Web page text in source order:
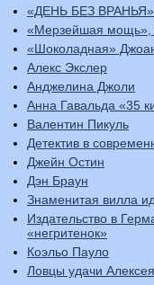
«ДЕНЬ БЕЗ ВРАНЬЯ»
«Мерзейшая мощь»,
«Шоколадная»
Алекс Экслер
Анджелина Джоли
Анна Гавальда «35
Валентин Пикуль
Детектив в
Джейн Остин
Дэн Браун
Знаменитая вилла
Издательство в
«негритенок»
Коэльо Пауло
Ловцы удачи